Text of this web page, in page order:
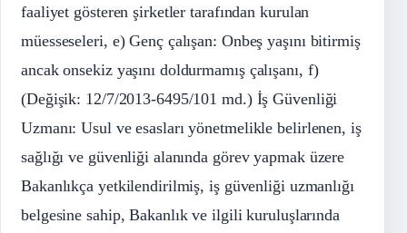
faaliyet gösteren şirketler tarafından kurulan
müesseseleri, e) Genç çalışan: Onbeş yaşını bitirmiş
ancak onsekiz yaşını doldurmamış çalışanı, f)
(Değişik: 12/7/2013-6495/101 md.) İş Güvenliği
Uzmanı: Usul ve esasları yönetmelikle belirlenen, iş
sağlığı ve güvenliği alanında görev yapmak üzere
Bakanlıkça yetkilendirilmiş, iş güvenliği uzmanlığı
belgesine sahip, Bakanlık ve ilgili kuruluşlarında